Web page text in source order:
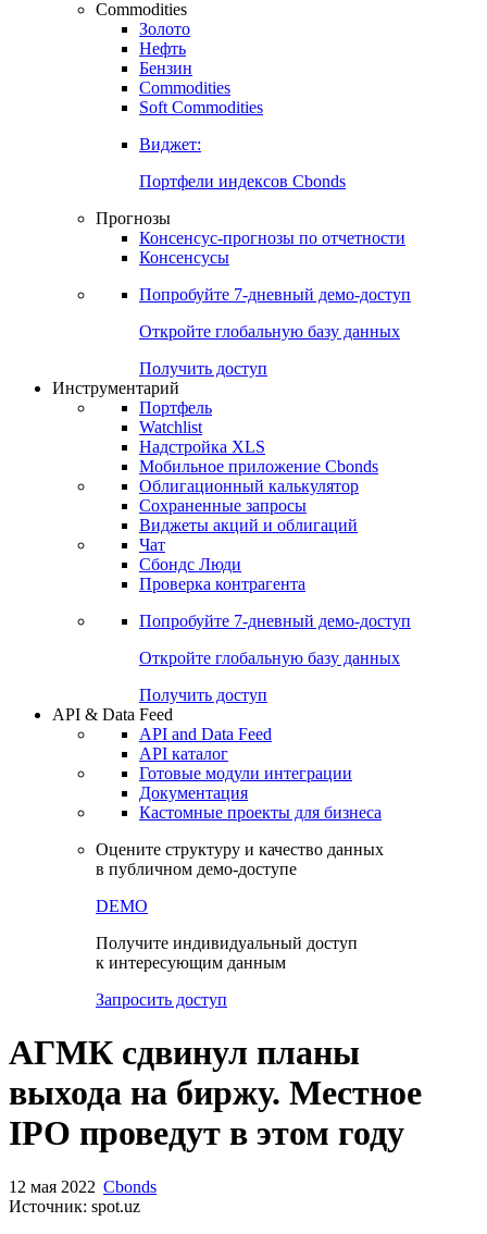
Commodities
Золото
Нефть
Бензин
Commodities
Soft Commodities
Виджет:
Портфели индексов Cbonds
Прогнозы
Консенсус-прогнозы по отчетности
Консенсусы
Попробуйте 7-дневный демо-доступ
Откройте глобальную базу данных
Получить доступ
Инструментарий
Портфель
Watchlist
Надстройка XLS
Мобильное приложение Cbonds
Облигационный калькулятор
Сохраненные запросы
Виджеты акций и облигаций
Чат
Сбондс Люди
Проверка контрагента
Попробуйте 7-дневный демо-доступ
Откройте глобальную базу данных
Получить доступ
API & Data Feed
API and Data Feed
API каталог
Готовые модули интеграции
Документация
Кастомные проекты для бизнеса
Оцените структуру и качество данных
в публичном демо-доступе
DEMO
Получите индивидуальный доступ
к интересующим данным
Запросить доступ
АГМК сдвинул планы
выхода на биржу. Местное
IPO проведут в этом году
12 мая 2022 Cbonds
Источник: spot.uz